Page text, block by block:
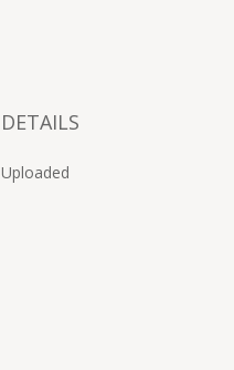
DETAILS
Uploaded